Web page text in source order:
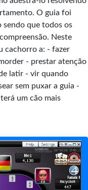
O guia foi
sendo que todos os
Neste
cachorro a: - fazer
- prestar atenção
latir - vir quando
sem puxar a guia -
um cão mais